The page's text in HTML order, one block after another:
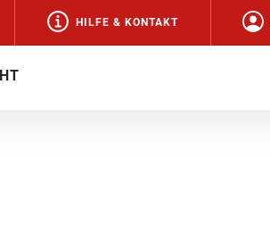
HILFE & KONTAKT